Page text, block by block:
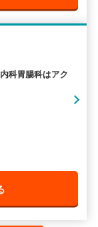
科胃腸科はアク